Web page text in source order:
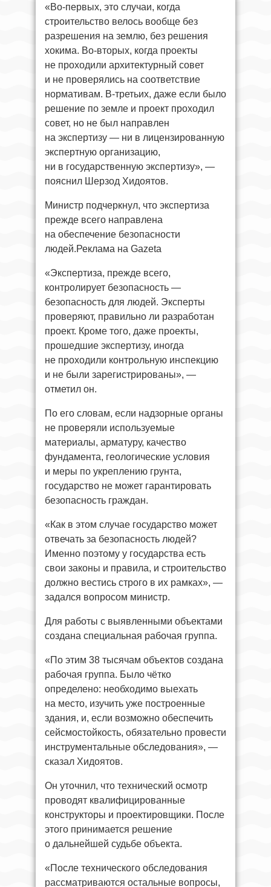
«Во-первых, это случаи, когда
строительство велось вообще без
разрешения на землю, без решения
хокима. Во-вторых, когда проекты
не проходили архитектурный совет
и не проверялись на соответствие
нормативам. В-третьих, даже если было
решение по земле и проект проходил
совет, но не был направлен
на экспертизу — ни в лицензированную
экспертную организацию,
ни в государственную экспертизу», —
пояснил Шерзод Хидоятов.
Министр подчеркнул, что экспертиза
прежде всего направлена
на обеспечение безопасности
людей.Реклама на Gazeta
«Экспертиза, прежде всего,
контролирует безопасность —
безопасность для людей. Эксперты
проверяют, правильно ли разработан
проект. Кроме того, даже проекты,
прошедшие экспертизу, иногда
не проходили контрольную инспекцию
и не были зарегистрированы», —
отметил он.
По его словам, если надзорные органы
не проверяли используемые
материалы, арматуру, качество
фундамента, геологические условия
и меры по укреплению грунта,
государство не может гарантировать
безопасность граждан.
«Как в этом случае государство может
отвечать за безопасность людей?
Именно поэтому у государства есть
свои законы и правила, и строительство
должно вестись строго в их рамках», —
задался вопросом министр.
Для работы с выявленными объектами
создана специальная рабочая группа.
«По этим 38 тысячам объектов создана
рабочая группа. Было чётко
определено: необходимо выехать
на место, изучить уже построенные
здания, и, если возможно обеспечить
сейсмостойкость, обязательно провести
инструментальные обследования», —
сказал Хидоятов.
Он уточнил, что технический осмотр
проводят квалифицированные
конструкторы и проектировщики. После
этого принимается решение
о дальнейшей судьбе объекта.
«После технического обследования
рассматриваются остальные вопросы,